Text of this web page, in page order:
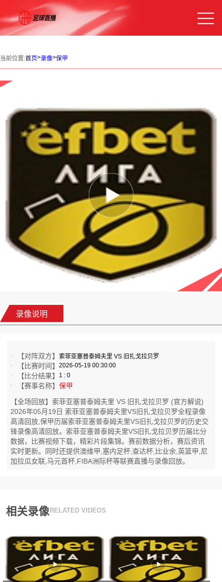
当前位置:首页>录像>保甲
录像说明
【对阵双方】索菲亚塞普泰姆夫里 VS 旧扎戈拉贝罗
【比赛时间】2026-05-19 00:30:00
【比分结果】 1 : 0
【赛事名称】保甲
【全场回放】索菲亚塞普泰姆夫里 VS 旧扎戈拉贝罗 (官方解说)
2026年05月19日 索菲亚塞普泰姆夫里VS旧扎戈拉贝罗全程录像
高清回放,保甲历届索菲亚塞普泰姆夫里VS旧扎戈拉贝罗的历史交
锋录像高清回放。索菲亚塞普泰姆夫里VS旧扎戈拉贝罗历届比分
数据，比赛视频下载，精彩片段集锦。赛前数据分析，赛后资讯
实时更新。同时还提供澳维甲,塞内足杯,查达杯,比业余,英篮甲,尼
加拉瓜女联,马元首杯,FIBA洲际杯等联赛直播与录像回放。
相关录像 RELATED VIDEOS